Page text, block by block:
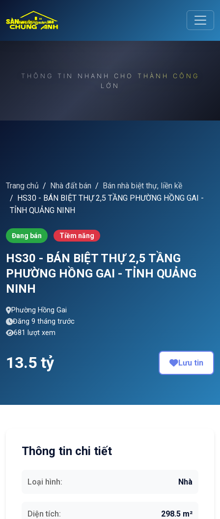
THÔNG TIN NHANH CHO THÀNH CÔNG
LỚN
Trang chủ Nhà đất bán
Bán nhà biệt thự, liền kề
HS30 - BÁN BIỆT THỰ 2,5 TẦNG PHƯỜNG HỒNG GAI -
TỈNH QUẢNG NINH
Đang bán Tiềm năng
HS30 - BÁN BIỆT THỰ 2,5 TẦNG
PHƯỜNG HỒNG GAI - TỈNH QUẢNG
NINH
Phường Hồng Gai
Đăng 9 tháng trước
681 lượt xem
13.5 tỷ Lưu tin
Thông tin chi tiết
Loại hình: Nhà
Diện tích: 298.5 m²